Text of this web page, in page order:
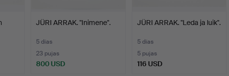
JÜRI ARRAK. "Inimene".
5 días
23 pujas
800 USD
JÜRI ARRAK. "Leda ja luik".
5 días
5 pujas
116 USD